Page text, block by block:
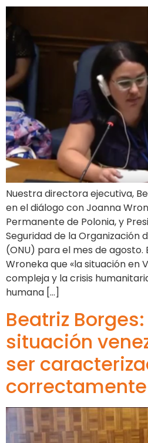
Nuestra directora ejecutiva,
en el diálogo con Joanna
Permanente de Polonia, y
Seguridad de la Organización
(ONU) para el mes de agosto.
Wroneka que «la situación en
compleja y la crisis
humana […]
Beatriz Borges:
situación
ser
correctamente